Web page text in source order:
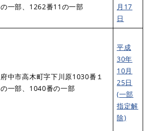
の一部、1262番11の一部
月17
日
府中市高木町字下川原1030番１
の一部、1040番の一部
平成
30年
10月
25日
(一部
指定解
除)